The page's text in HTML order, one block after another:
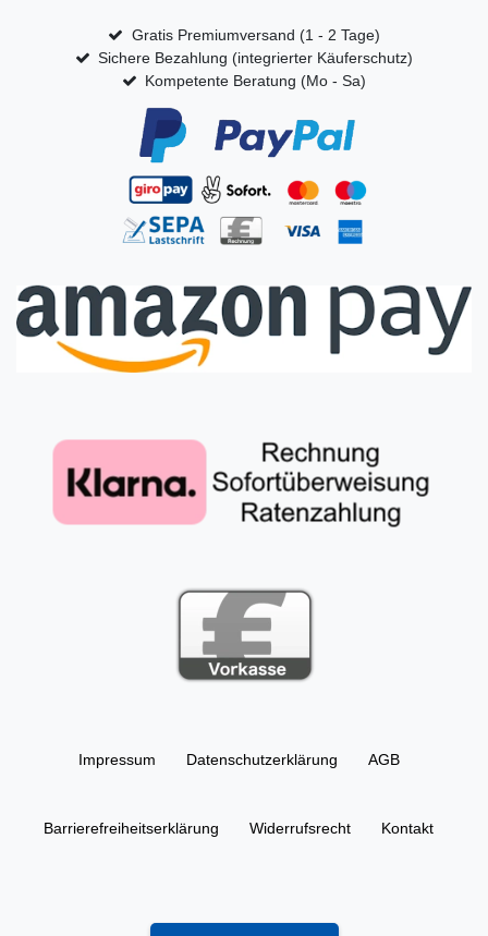
Gratis Premiumversand (1 - 2 Tage)
Sichere Bezahlung (integrierter Käuferschutz)
Kompetente Beratung (Mo - Sa)
Impressum Daten­schutz­erklärung AGB
Barrierefreiheitserklärung Widerrufs­recht Kontakt